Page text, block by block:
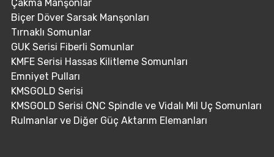
Çakma Manşonlar
Biçer Döver Sarsak Manşonları
Tırnaklı Somunlar
GUK Serisi Fiberli Somunlar
KMFE Serisi Hassas Kilitleme Somunları
Emniyet Pulları
KMSGOLD Serisi
KMSGOLD Serisi CNC Spindle ve Vidalı Mil Uç Somunları
Rulmanlar ve Diğer Güç Aktarım Elemanları